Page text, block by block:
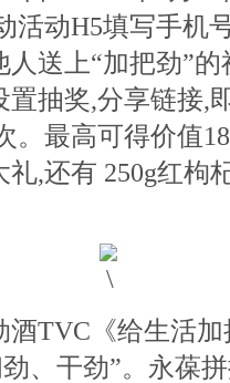
活动H5填写手机
送上“加把劲”
抽奖,分享链接,
。最高可得价值
,还有 250g红枸
TVC《给生活加
、干劲”。永葆